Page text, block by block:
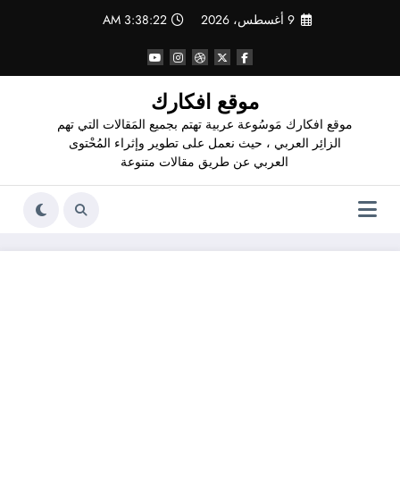
9 أغسطس، 2026 3:38:22 AM
موقع افكارك
موقع افكارك مَوسُوعة عربية تهتم بجميع المَقالات التي تهم
الزائِر العربي ، حيث نعمل على تطوير وإثراء المُحْتوى
العربي عن طريق مقالات متنوعة